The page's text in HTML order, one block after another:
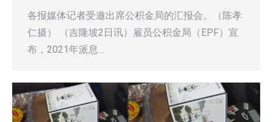
各报媒体记者受邀出席公积金局的汇报会。（陈孝
仁摄） （吉隆坡2日讯）雇员公积金局（EPF）宣
布，2021年派息…